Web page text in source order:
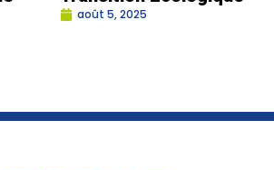
août 5, 2025